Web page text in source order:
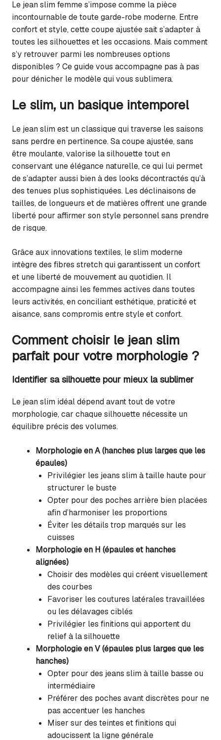
Le jean slim femme s’impose comme la pièce
incontournable de toute garde-robe moderne. Entre
confort et style, cette coupe ajustée sait s’adapter à
toutes les silhouettes et les occasions. Mais comment
s’y retrouver parmi les nombreuses options
disponibles ? Ce guide vous accompagne pas à pas
pour dénicher le modèle qui vous sublimera.
Le slim, un basique intemporel
Le jean slim est un classique qui traverse les saisons
sans perdre en pertinence. Sa coupe ajustée, sans
être moulante, valorise la silhouette tout en
conservant une élégance naturelle, ce qui lui permet
de s’adapter aussi bien à des looks décontractés qu’à
des tenues plus sophistiquées. Les déclinaisons de
tailles, de longueurs et de matières offrent une grande
liberté pour affirmer son style personnel sans prendre
de risque.
Grâce aux innovations textiles, le slim moderne
intègre des fibres stretch qui garantissent un confort
et une liberté de mouvement au quotidien. Il
accompagne ainsi les femmes actives dans toutes
leurs activités, en conciliant esthétique, praticité et
aisance, sans compromis entre style et confort.
Comment choisir le jean slim
parfait pour votre morphologie ?
Identifier sa silhouette pour mieux la sublimer
Le jean slim idéal dépend avant tout de votre
morphologie, car chaque silhouette nécessite un
équilibre précis des volumes.
Morphologie en A (hanches plus larges que les
épaules)
Privilégier les jeans slim à taille haute pour
structurer le buste
Opter pour des poches arrière bien placées
afin d’harmoniser les proportions
Éviter les détails trop marqués sur les
cuisses
Morphologie en H (épaules et hanches
alignées)
Choisir des modèles qui créent visuellement
des courbes
Favoriser les coutures latérales travaillées
ou les délavages ciblés
Privilégier les finitions qui apportent du
relief à la silhouette
Morphologie en V (épaules plus larges que les
hanches)
Opter pour des jeans slim à taille basse ou
intermédiaire
Préférer des poches avant discrètes pour ne
pas accentuer les hanches
Miser sur des teintes et finitions qui
adoucissent la ligne générale